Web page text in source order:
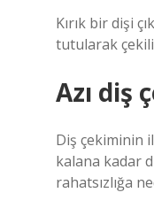
Kırık bir dişi
tutularak
Azı diş
Diş çekiminin
kalana kadar
rahatsızlığa